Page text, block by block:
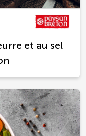
et au sel